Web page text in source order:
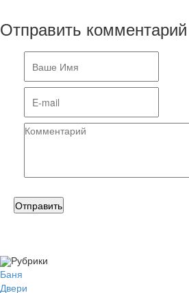
Отправить комментарий
Рубрики
Баня
Двери